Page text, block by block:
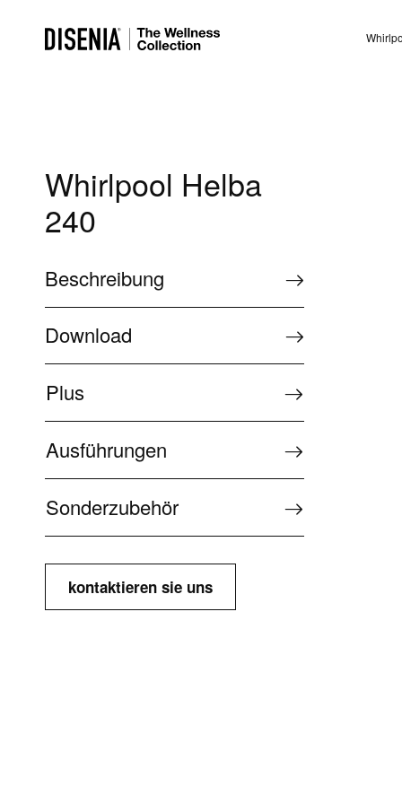
Whirlpool Helba
240
Beschreibung
Download
Plus
Ausführungen
Sonderzubehör
kontaktieren sie uns